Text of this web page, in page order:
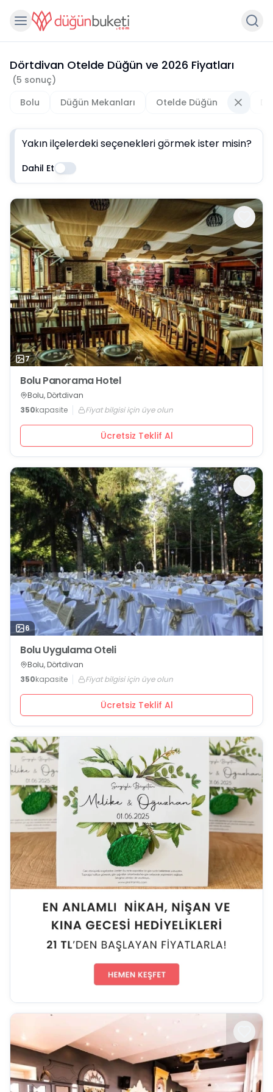
Dörtdivan Otelde Düğün ve 2026 Fiyatları
(5 sonuç)
Bolu
Düğün Mekanları Otelde Düğün
Yakın ilçelerdeki seçenekleri görmek ister misin?
Dahil Et
7
Bolu Panorama Hotel
Bolu, Dörtdivan
350kapasite Fiyat bilgisi için üye olun
Ücretsiz Teklif Al
6
Bolu Uygulama Oteli
Bolu, Dörtdivan
350kapasite Fiyat bilgisi için üye olun
Ücretsiz Teklif Al